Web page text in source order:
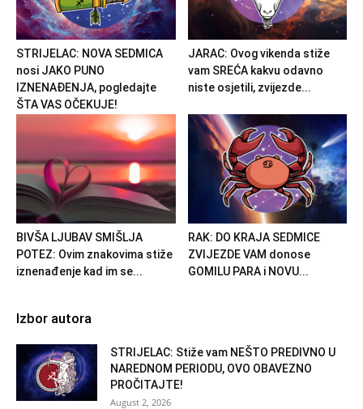
STRIJELAC: NOVA SEDMICA
nosi JAKO PUNO
IZNENAĐENJA, pogledajte
ŠTA VAS OČEKUJE!
JARAC: Ovog vikenda stiže
vam SREĆA kakvu odavno
niste osjetili, zvijezde...
BIVŠA LJUBAV SMIŠLJA
POTEZ: Ovim znakovima stiže
iznenađenje kad im se...
RAK: DO KRAJA SEDMICE
ZVIJEZDE VAM donose
GOMILU PARA i NOVU...
Izbor autora
STRIJELAC: Stiže vam NEŠTO PREDIVNO U
NAREDNOM PERIODU, OVO OBAVEZNO
PROČITAJTE!
August 2, 2026